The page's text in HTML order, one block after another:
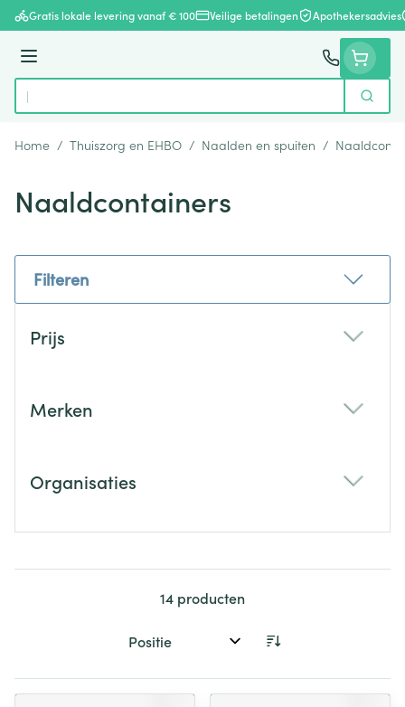
Ga naar de inhoud
Gratis lokale levering vanaf € 100 Veilige betalingen Apothekersadvies
Menu
Product, merk, categorie...
Zoek
Home / Thuiszorg en EHBO / Naalden en spuiten /
Naaldcontainers
Filteren
Prijs
Merken
Organisaties
14 producten
Sorteer op: